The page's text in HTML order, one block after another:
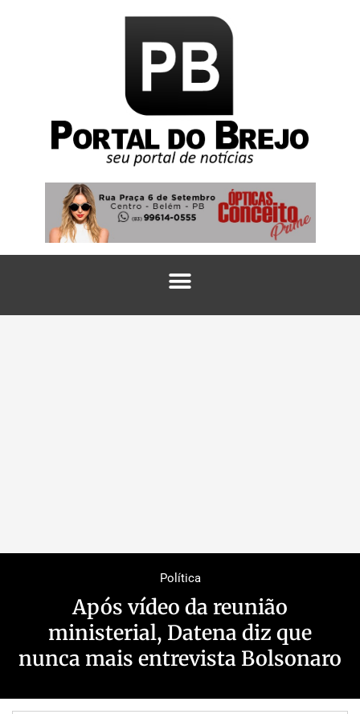
Política
Após vídeo da reunião
ministerial, Datena diz que
nunca mais entrevista Bolsonaro